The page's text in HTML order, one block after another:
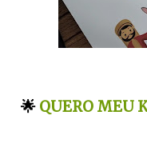
🌟 QUERO MEU